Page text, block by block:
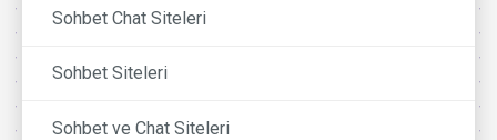
Sohbet Chat Siteleri
Sohbet Siteleri
Sohbet ve Chat Siteleri